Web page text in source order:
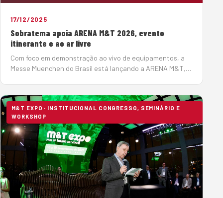
17/12/2025
Sobratema apoia ARENA M&T 2026, evento
itinerante e ao ar livre
Com foco em demonstração ao vivo de equipamentos, a
Messe Muenchen do Brasil está lançando a ARENA M&T,
modernos e as princ…
M&T EXPO · INSTITUCIONAL CONGRESSO, SEMINÁRIO E
WORKSHOP